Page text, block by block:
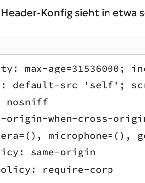
Konfig sieht in etwa
max-age=31536000;
default-src 'self';
nosniff
when-cross-
microphone=(),
same-origin
require-corp